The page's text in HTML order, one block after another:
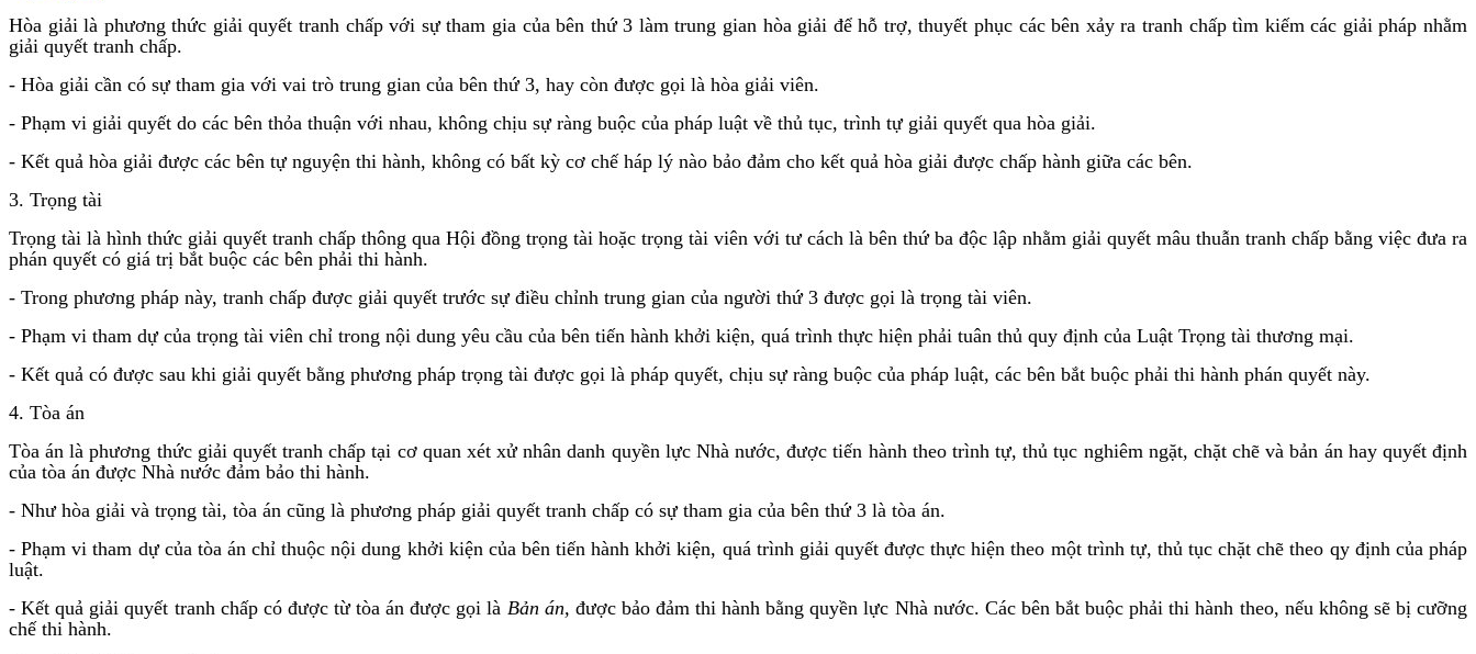
Hòa giải là phương thức giải quyết tranh chấp với sự tham gia của bên thứ 3 làm trung gian hòa giải để hỗ trợ, thuyết phục các bên xảy ra tranh chấp tìm kiếm các giải pháp nhằm
giải quyết tranh chấp.
- Hòa giải cần có sự tham gia với vai trò trung gian của bên thứ 3, hay còn được gọi là hòa giải viên.
- Phạm vi giải quyết do các bên thỏa thuận với nhau, không chịu sự ràng buộc của pháp luật về thủ tục, trình tự giải quyết qua hòa giải.
- Kết quả hòa giải được các bên tự nguyện thi hành, không có bất kỳ cơ chế háp lý nào bảo đảm cho kết quả hòa giải được chấp hành giữa các bên.
3. Trọng tài
Trọng tài là hình thức giải quyết tranh chấp thông qua Hội đồng trọng tài hoặc trọng tài viên với tư cách là bên thứ ba độc lập nhằm giải quyết mâu thuẫn tranh chấp bằng việc đưa ra
phán quyết có giá trị bắt buộc các bên phải thi hành.
- Trong phương pháp này, tranh chấp được giải quyết trước sự điều chỉnh trung gian của người thứ 3 được gọi là trọng tài viên.
- Phạm vi tham dự của trọng tài viên chỉ trong nội dung yêu cầu của bên tiến hành khởi kiện, quá trình thực hiện phải tuân thủ quy định của Luật Trọng tài thương mại.
- Kết quả có được sau khi giải quyết bằng phương pháp trọng tài được gọi là pháp quyết, chịu sự ràng buộc của pháp luật, các bên bắt buộc phải thi hành phán quyết này.
4. Tòa án
Tòa án là phương thức giải quyết tranh chấp tại cơ quan xét xử nhân danh quyền lực Nhà nước, được tiến hành theo trình tự, thủ tục nghiêm ngặt, chặt chẽ và bản án hay quyết định
của tòa án được Nhà nước đảm bảo thi hành.
- Như hòa giải và trọng tài, tòa án cũng là phương pháp giải quyết tranh chấp có sự tham gia của bên thứ 3 là tòa án.
- Phạm vi tham dự của tòa án chỉ thuộc nội dung khởi kiện của bên tiến hành khởi kiện, quá trình giải quyết được thực hiện theo một trình tự, thủ tục chặt chẽ theo qy định của pháp
luật.
- Kết quả giải quyết tranh chấp có được từ tòa án được gọi là Bản án, được bảo đảm thi hành bằng quyền lực Nhà nước. Các bên bắt buộc phải thi hành theo, nếu không sẽ bị cưỡng
chế thi hành.